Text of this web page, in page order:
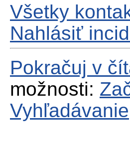
Všetky
Nahlásiť
Pokračuj v
možnosti:
Vyhľadávanie